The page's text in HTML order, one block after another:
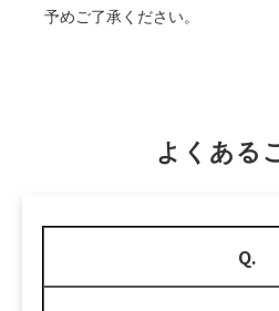
予めご了承ください。
よくある
Q.